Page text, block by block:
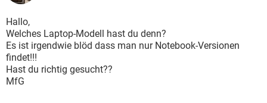
Hallo,
Welches Laptop-Modell hast du denn?
Es ist irgendwie blöd dass man nur Notebook-Versionen
findet!!!
Hast du richtig gesucht??
MfG